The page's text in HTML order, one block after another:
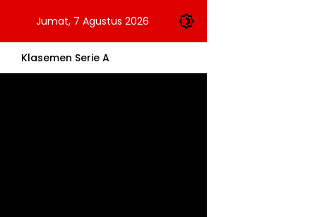
Jumat, 7 Agustus 2026
Klasemen Serie A